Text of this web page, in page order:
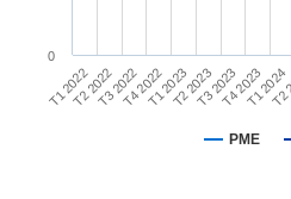
PME
T1 2022T2 2022T3 2022T4 2022T1 2023T2 2023T3 2023T4 2023T1 2024
T2
0